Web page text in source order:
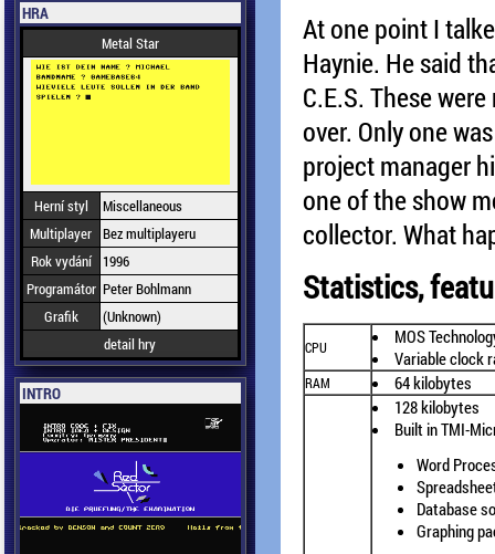
HRA
Metal Star
Herní styl
Miscellaneous
Multiplayer Bez multiplayeru
Rok vydání
1996
Programátor Peter Bohlmann
Grafik
(Unknown)
detail hry
INTRO
At one point I
Haynie. He said
C.E.S. These
over. Only one
project manager
one of the show
collector. What
Statistics,
CPU
MOS
Variable clock
RAM 64 kilobytes
128 kilobytes
Built in TMI-
Word
Database
Graphing